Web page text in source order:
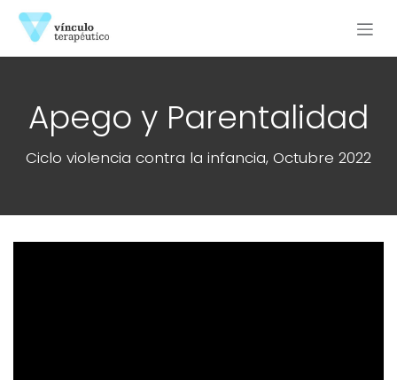
Ir al contenido
Apego y Parentalidad
Ciclo violencia contra la infancia, Octubre 2022